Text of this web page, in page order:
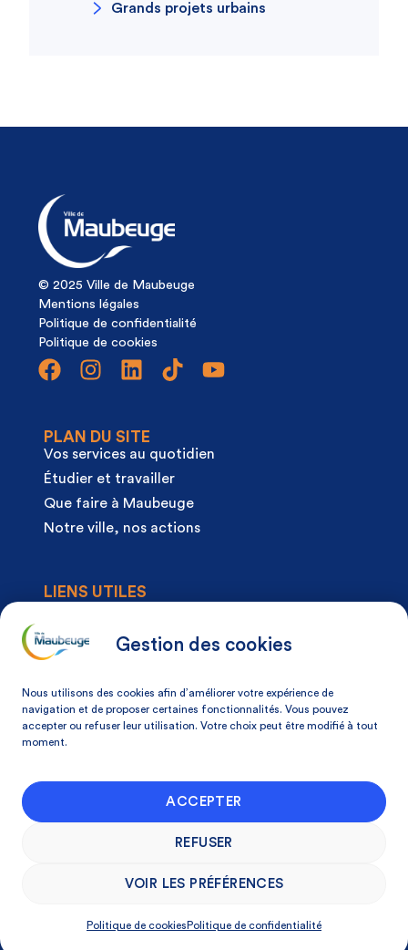
Gestion des cookies
Nous utilisons des cookies afin d’améliorer votre expérience de
navigation et de proposer certaines fonctionnalités. Vous pouvez
accepter ou refuser leur utilisation. Votre choix peut être modifié à tout
moment.
ACCEPTER
REFUSER
VOIR LES PRÉFÉRENCES
Politique de cookies Politique de confidentialité
Grands projets urbains
© 2025 Ville de Maubeuge
Mentions légales
Politique de confidentialité
Politique de cookies
PLAN DU SITE
Vos services au quotidien
Étudier et travailler
Que faire à Maubeuge
Notre ville, nos actions
LIENS UTILES
Actualités
Articles à la une
Mon espace citoyen
Mon avis, ma ville
NOS COORDONNÉES
Maubeuge, France